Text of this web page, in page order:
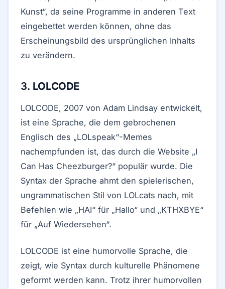
Kunst“, da seine Programme in anderen Text
eingebettet werden können, ohne das
Erscheinungsbild des ursprünglichen Inhalts
zu verändern.
3. LOLCODE
LOLCODE, 2007 von Adam Lindsay entwickelt,
ist eine Sprache, die dem gebrochenen
Englisch des „LOLspeak“-Memes
nachempfunden ist, das durch die Website „I
Can Has Cheezburger?“ populär wurde. Die
Syntax der Sprache ahmt den spielerischen,
ungrammatischen Stil von LOLcats nach, mit
Befehlen wie „HAI“ für „Hallo“ und „KTHXBYE“
für „Auf Wiedersehen“.
LOLCODE ist eine humorvolle Sprache, die
zeigt, wie Syntax durch kulturelle Phänomene
geformt werden kann. Trotz ihrer humorvollen